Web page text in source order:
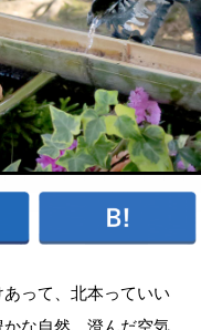
って、北本っていい
な自然、澄んだ空気